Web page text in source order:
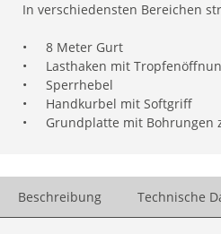
In verschiedensten Bereichen
•
8 Meter Gurt
•
Lasthaken mit
•
Sperrhebel
•
Handkurbel mit Softgriff
•
Grundplatte mit Bohrungen
Beschreibung Technische